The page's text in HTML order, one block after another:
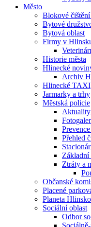
Město
Blokové
Bytové
Bytová oblast
Firmy v
Historie města
Hlinecké
Archiv
Hlinecké TAXI
Jarmarky a trhy
Městská policie
Přehled
Základní
Ztráty a
Občanské
Placené
Planeta Hlinsko
Sociální oblast
Odbor